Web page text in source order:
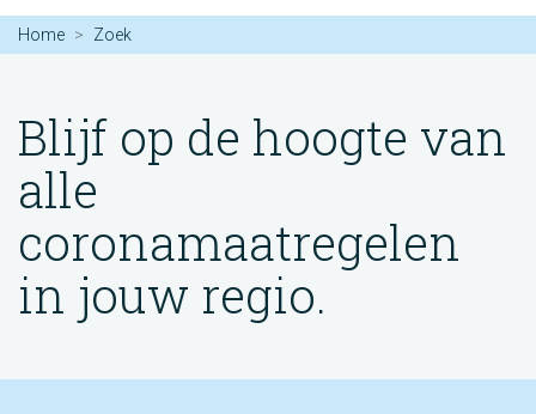
Home Zoek
Blijf op de hoogte van
alle
coronamaatregelen
in jouw regio.